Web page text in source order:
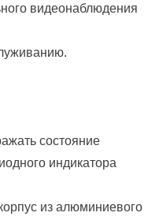
видеонаблюдения
состояние
индикатора
из алюминиевого